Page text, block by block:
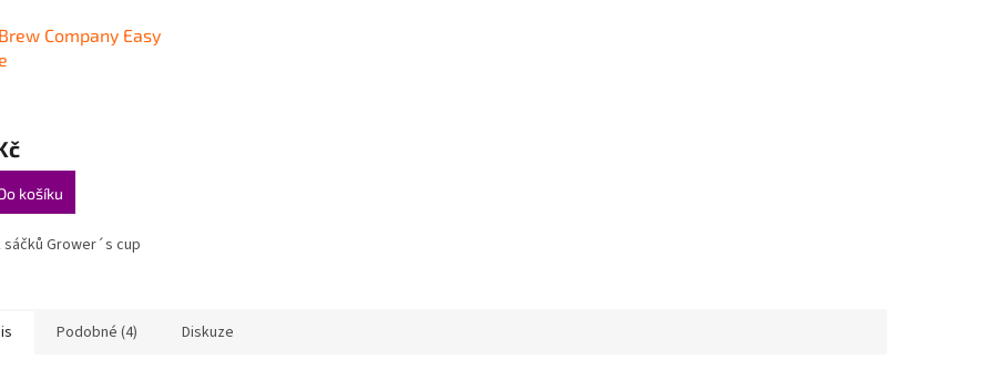
Company Easy
košíku
Grower´s cup
Podobné (4) Diskuze